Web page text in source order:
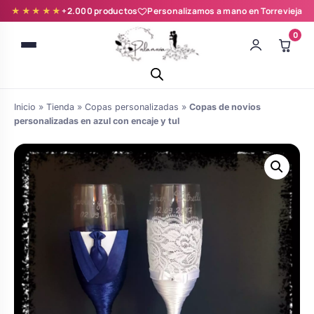
★★★★★+2.000 productos Personalizamos a mano en Torrevieja
0
novia y zapatillas
personalizadas
de boda
Árboles de Huellas para Primera
Comunión
Batas de comunión personalizadas
para niña
Inicio » Tienda » Copas personalizadas » Copas de novios
personalizadas en azul con encaje y tul